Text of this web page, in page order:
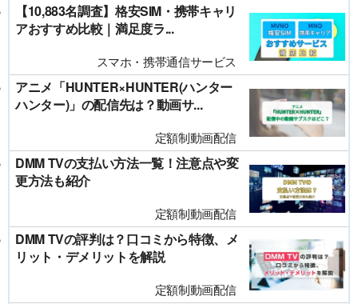
【10,883名調査】格安SIM・携帯キャリ
アおすすめ比較｜満足度ラ...
スマホ・携帯通信サービス
アニメ「HUNTER×HUNTER(ハンター
ハンター)」の配信先は？動画サ...
定額制動画配信
DMM TVの支払い方法一覧！注意点や変
更方法も紹介
定額制動画配信
DMM TVの評判は？口コミから特徴、メ
リット・デメリットを解説
定額制動画配信